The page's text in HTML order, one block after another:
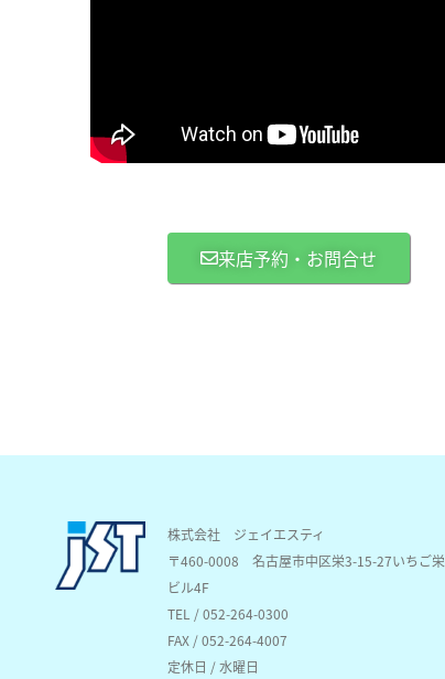
来店予約・お問合せ
株式会社 ジェイエスティ
〒460-0008名古屋市中区栄3-15-27いちご栄
ビル4F
TEL / 052-264-0300
FAX / 052-264-4007
定休日 / 水曜日